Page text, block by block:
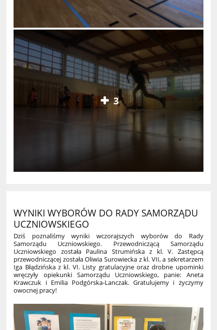
3
WYNIKI WYBORÓW DO RADY SAMORZĄDU
UCZNIOWSKIEGO
Dziś poznaliśmy wyniki wczorajszych wyborów do Rady
Samorządu Uczniowskiego. Przewodniczącą Samorządu
Uczniowskiego została Paulina Strumińska z kl. V. Zastępcą
przewodniczącej została Oliwia Surowiecka z kl. VII, a sekretarzem
Iga Błądzińska z kl. VI. Listy gratulacyjne oraz drobne upominki
wręczyły opiekunki Samorządu Uczniowskiego, panie: Aneta
Krawczuk i Emilia Podgórska-Lanczak. Gratulujemy i życzymy
owocnej pracy!